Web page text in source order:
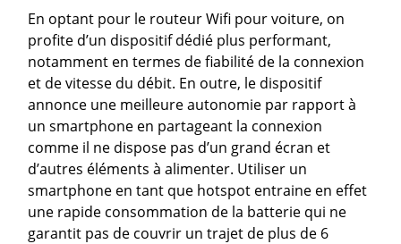
En optant pour le routeur Wifi pour voiture, on
profite d’un dispositif dédié plus performant,
notamment en termes de fiabilité de la connexion
et de vitesse du débit. En outre, le dispositif
annonce une meilleure autonomie par rapport à
un smartphone en partageant la connexion
comme il ne dispose pas d’un grand écran et
d’autres éléments à alimenter. Utiliser un
smartphone en tant que hotspot entraine en effet
une rapide consommation de la batterie qui ne
garantit pas de couvrir un trajet de plus de 6